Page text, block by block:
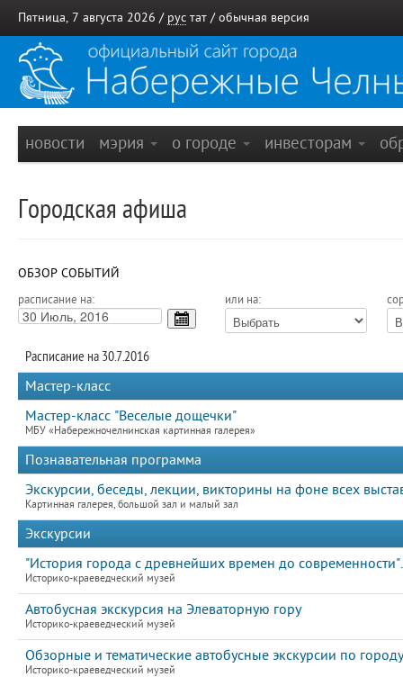
Пятница, 7 августа 2026 / рус тат / обычная версия
новости мэрия о городе инвесторам
Городская афиша
ОБЗОР СОБЫТИЙ
расписание на: или на:
Расписание на 30.7.2016
Мастер-класс
Мастер-класс "Веселые дощечки"
МБУ «Набережночелнинская картинная галерея»
Познавательная программа
Экскурсии, беседы, лекции, викторины на фоне всех
Картинная галерея, большой зал и малый зал
Экскурсии
"История города с древнейших времен до современности".
Историко-краеведческий музей
Автобусная экскурсия на Элеваторную гору
Историко-краеведческий музей
Обзорные и тематические автобусные экскурсии по городу
Историко-краеведческий музей